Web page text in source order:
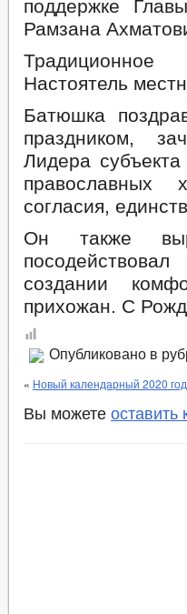
поддержке
Рамзана
Традиционное
Настоятель
Батюшка
праздником,
Лидера
православных
согласия,
Он также
создании
прихожан. С
Опубликовано в
« Новый календарный 2020
Вы можете оставить